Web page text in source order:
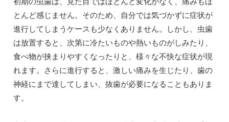
とんど感じません。そのため、自分では気づかずに症状が
進行してしまうケースも少なくありません。しかし、虫歯
は放置すると、次第に冷たいものや熱いものがしみたり、
食べ物が挟まりやすくなったりと、様々な不快な症状が現
れます。さらに進行すると、激しい痛みを生じたり、歯の
神経にまで達してしまい、抜歯が必要になることもありま
す。